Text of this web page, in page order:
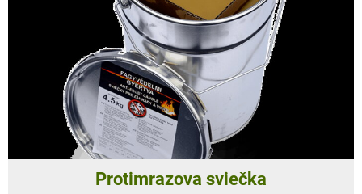
Protimrazova sviečka